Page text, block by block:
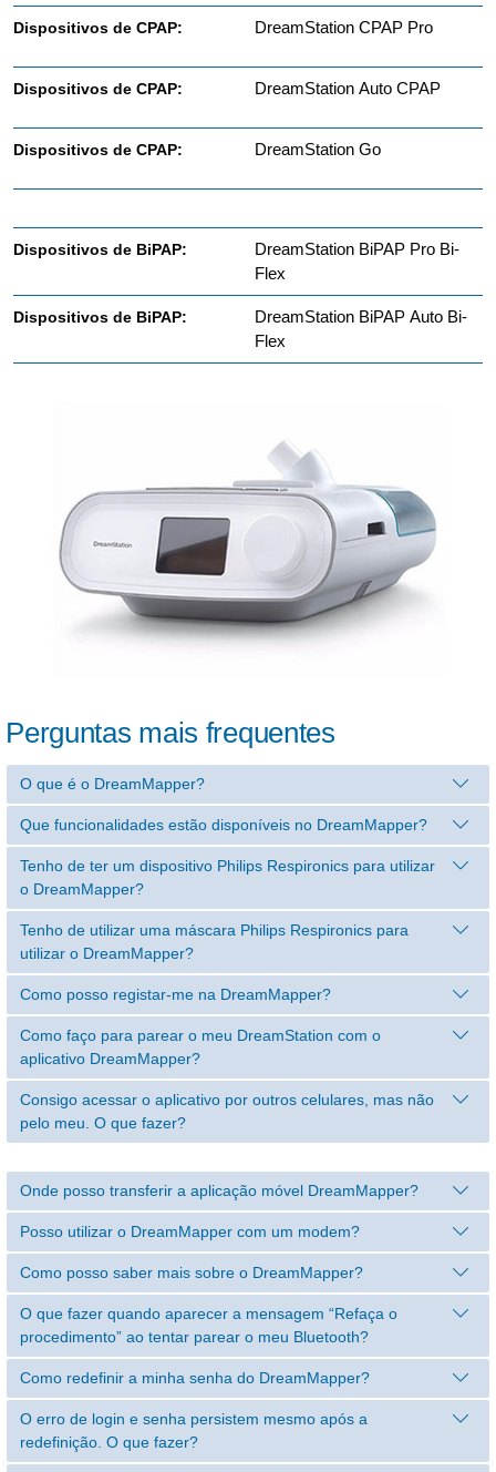
DreamStation CPAP Pro
DreamStation Auto CPAP
DreamStation Go
DreamStation BiPAP Pro Bi-
Flex
DreamStation BiPAP Auto Bi-
Flex
Perguntas mais frequentes
O que é o DreamMapper?
Que funcionalidades estão disponíveis no DreamMapper?
Tenho de ter um dispositivo Philips Respironics para utilizar
o DreamMapper?
Tenho de utilizar uma máscara Philips Respironics para
utilizar o DreamMapper?
Como posso registar-me na DreamMapper?
Como faço para parear o meu DreamStation com o
aplicativo DreamMapper?
Consigo acessar o aplicativo por outros celulares, mas não
pelo meu. O que fazer?
Onde posso transferir a aplicação móvel DreamMapper?
Posso utilizar o DreamMapper com um modem?
Como posso saber mais sobre o DreamMapper?
O que fazer quando aparecer a mensagem “Refaça o
procedimento” ao tentar parear o meu Bluetooth?
Como redefinir a minha senha do DreamMapper?
O erro de login e senha persistem mesmo após a
redefinição. O que fazer?